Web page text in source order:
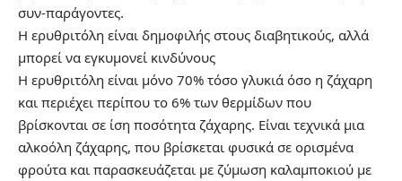
συν-παράγοντες.
Η ερυθριτόλη είναι δημοφιλής στους διαβητικούς, αλλά
μπορεί να εγκυμονεί κινδύνους
Η ερυθριτόλη είναι μόνο 70% τόσο γλυκιά όσο η ζάχαρη
και περιέχει περίπου το 6% των θερμίδων που
βρίσκονται σε ίση ποσότητα ζάχαρης. Είναι τεχνικά μια
αλκοόλη ζάχαρης, που βρίσκεται φυσικά σε ορισμένα
φρούτα και παρασκευάζεται με ζύμωση καλαμποκιού με